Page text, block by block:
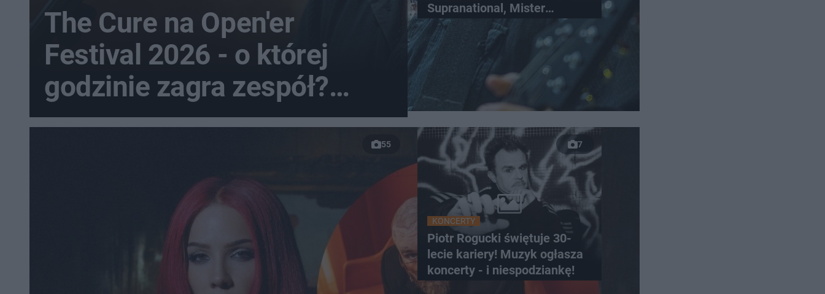
The Cure na Open'er
Festival 2026 - o której
godzinie zagra zespół?
Występ będzie
55
Supranational, Mister
Supranational i Miss Polski?
7
KONCERTY
Piotr Rogucki świętuje 30-
lecie kariery! Muzyk ogłasza
koncerty - i niespodziankę!